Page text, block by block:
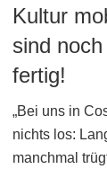
Kultur
sind
fertig!
„Bei uns in
nichts los:
manchmal